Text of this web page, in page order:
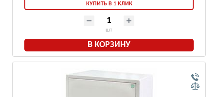
КУПИТЬ В 1 КЛИК
шт
В КОРЗИНУ